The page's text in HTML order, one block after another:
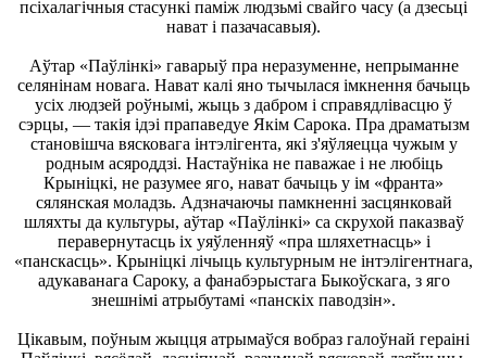
псіхалагічныя стасункі паміж людзьмі свайго часу (а дзесьці
нават і пазачасавыя).
Аўтар «Паўлінкі» гаварыў пра неразуменне, непрыманне
селянінам новага. Нават калі яно тычылася імкнення бачыць
усіх людзей роўнымі, жыць з дабром і справядлівасцю ў
сэрцы, — такія ідэі прапаведуе Якім Сарока. Пра драматызм
становішча вясковага інтэлігента, які з'яўляецца чужым у
родным асяроддзі. Настаўніка не паважае і не любіць
Крыніцкі, не разумее яго, нават бачыць у ім «франта»
сялянская моладзь. Адзначаючы памкненні засцянковай
шляхты да культуры, аўтар «Паўлінкі» са скрухой паказваў
перавернутасць іх уяўленняў «пра шляхетнасць» і
«панскасць». Крыніцкі лічыць культурным не інтэлігентнага,
адукаванага Сароку, а фанабэрыстага Быкоўскага, з яго
знешнімі атрыбутамі «панскіх паводзін».
Цікавым, поўным жыцця атрымаўся вобраз галоўнай гераіні